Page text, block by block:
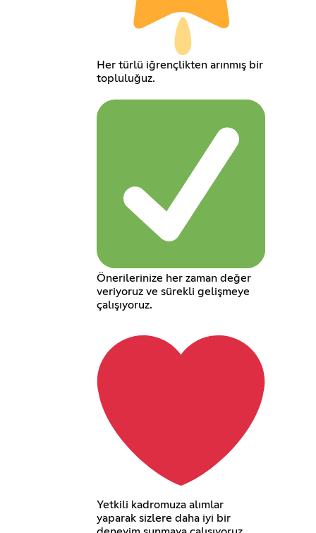
Her türlü iğrençlikten arınmış bir
topluluğuz.
Önerilerinize her zaman değer
veriyoruz ve sürekli gelişmeye
çalışıyoruz.
Yetkili kadromuza alımlar
yaparak sizlere daha iyi bir